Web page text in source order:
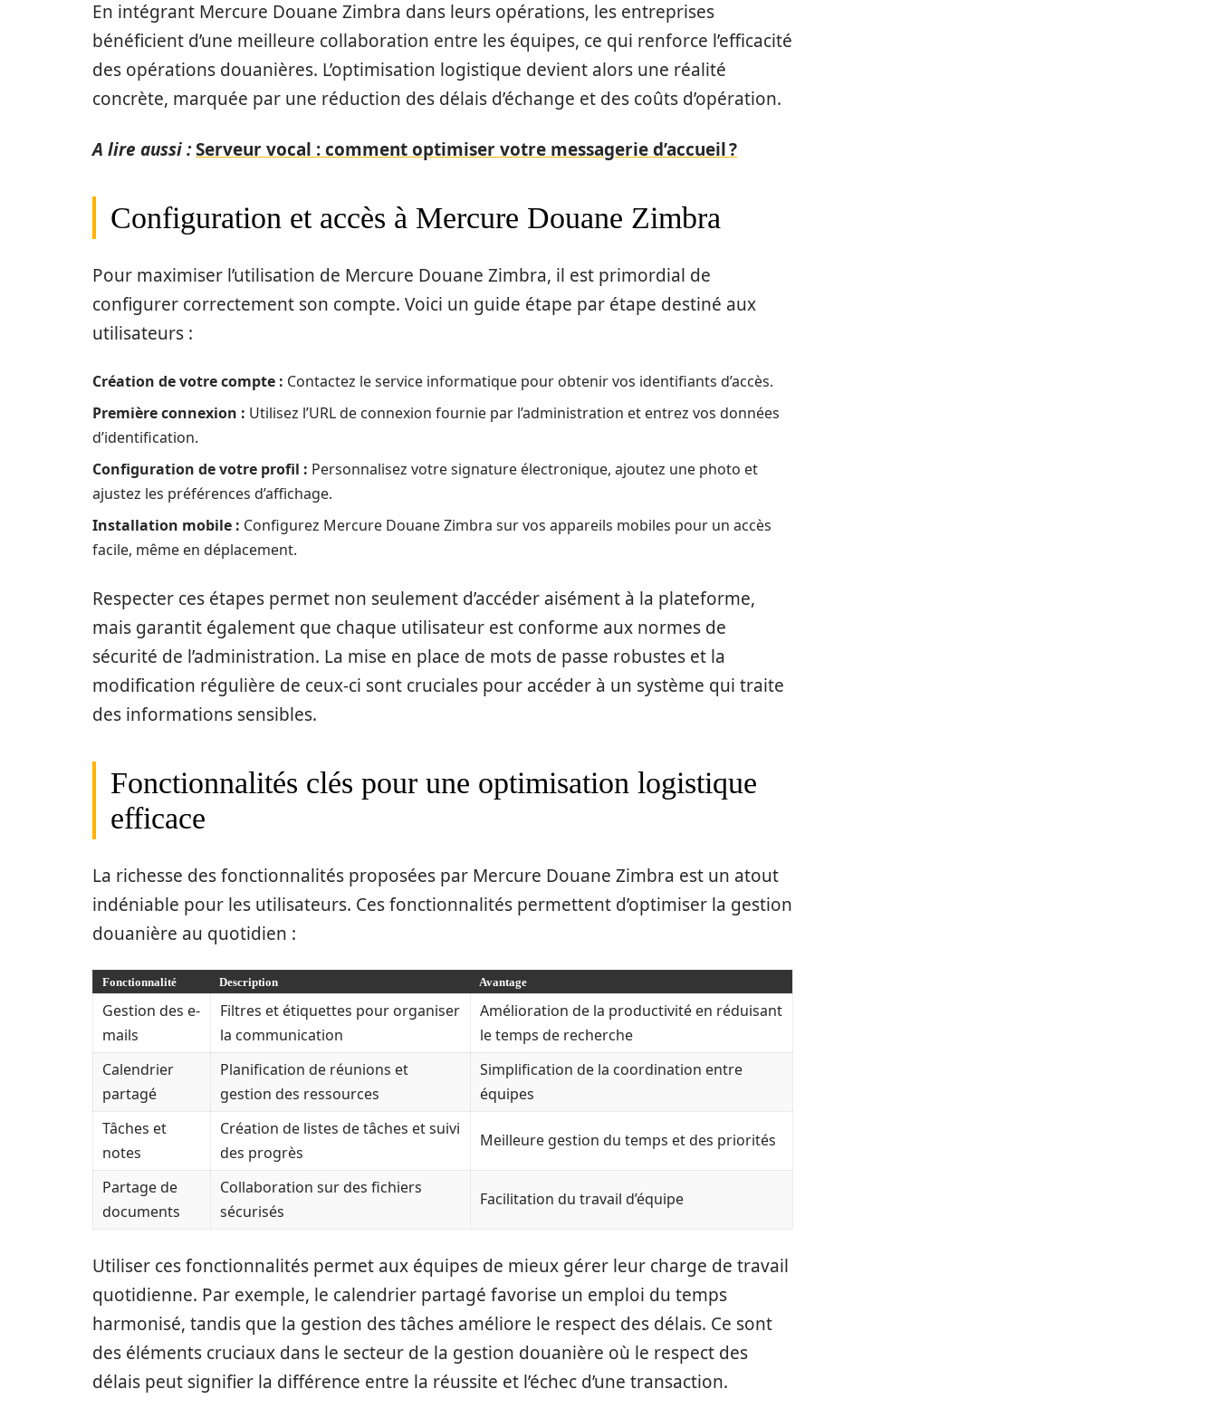
En intégrant Mercure Douane Zimbra dans leurs opérations, les entreprises
bénéficient d’une meilleure collaboration entre les équipes, ce qui renforce l’efficacité
des opérations douanières. L’optimisation logistique devient alors une réalité
concrète, marquée par une réduction des délais d’échange et des coûts d’opération.
A lire aussi :Serveur vocal : comment optimiser votre messagerie d’accueil ?
Configuration et accès à Mercure Douane Zimbra
Pour maximiser l’utilisation de Mercure Douane Zimbra, il est primordial de
configurer correctement son compte. Voici un guide étape par étape destiné aux
utilisateurs :
Création de votre compte : Contactez le service informatique pour obtenir vos identifiants d’accès.
Première connexion : Utilisez l’URL de connexion fournie par l’administration et entrez vos données
d’identification.
Configuration de votre profil : Personnalisez votre signature électronique, ajoutez une photo et
ajustez les préférences d’affichage.
Installation mobile : Configurez Mercure Douane Zimbra sur vos appareils mobiles pour un accès
facile, même en déplacement.
Respecter ces étapes permet non seulement d’accéder aisément à la plateforme,
mais garantit également que chaque utilisateur est conforme aux normes de
sécurité de l’administration. La mise en place de mots de passe robustes et la
modification régulière de ceux-ci sont cruciales pour accéder à un système qui traite
des informations sensibles.
Fonctionnalités clés pour une optimisation logistique
efficace
La richesse des fonctionnalités proposées par Mercure Douane Zimbra est un atout
indéniable pour les utilisateurs. Ces fonctionnalités permettent d’optimiser la gestion
douanière au quotidien :
Fonctionnalité Description Avantage
Gestion des e-
mails
Filtres et étiquettes pour organiser
la communication
Amélioration de la productivité en réduisant
le temps de recherche
Calendrier
partagé
Planification de réunions et
gestion des ressources
Simplification de la coordination entre
équipes
Tâches et
notes
Création de listes de tâches et suivi
des progrès
Meilleure gestion du temps et des priorités
Partage de
documents
Collaboration sur des fichiers
sécurisés
Facilitation du travail d’équipe
Utiliser ces fonctionnalités permet aux équipes de mieux gérer leur charge de travail
quotidienne. Par exemple, le calendrier partagé favorise un emploi du temps
harmonisé, tandis que la gestion des tâches améliore le respect des délais. Ce sont
des éléments cruciaux dans le secteur de la gestion douanière où le respect des
délais peut signifier la différence entre la réussite et l’échec d’une transaction.